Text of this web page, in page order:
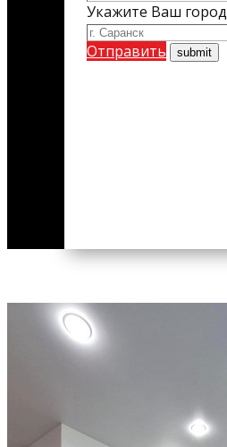
Укажите Ваш город
Отправить